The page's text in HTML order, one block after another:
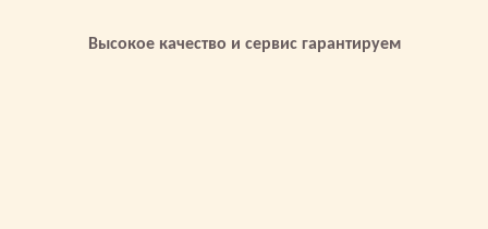
Высокое качество и сервис гарантируем